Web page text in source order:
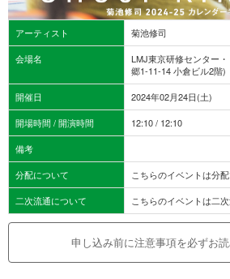
アーティスト
菊池修司
会場名
LMJ東京研修センター
郷1-11-14 小倉ビル2階)
開催日
2024年02月24日(土)
開場時間 / 開演時間
12:10 / 12:10
備考
分配について
こちらのイベントは分配
二次流通について
こちらのイベントは二
申し込み前に注意事項を必ずお読